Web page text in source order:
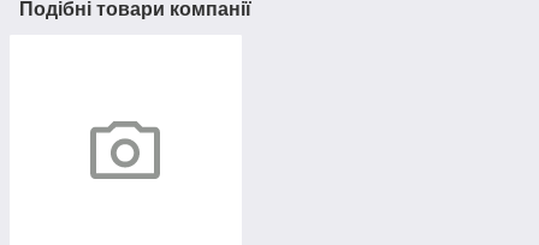
Подібні товари компанії